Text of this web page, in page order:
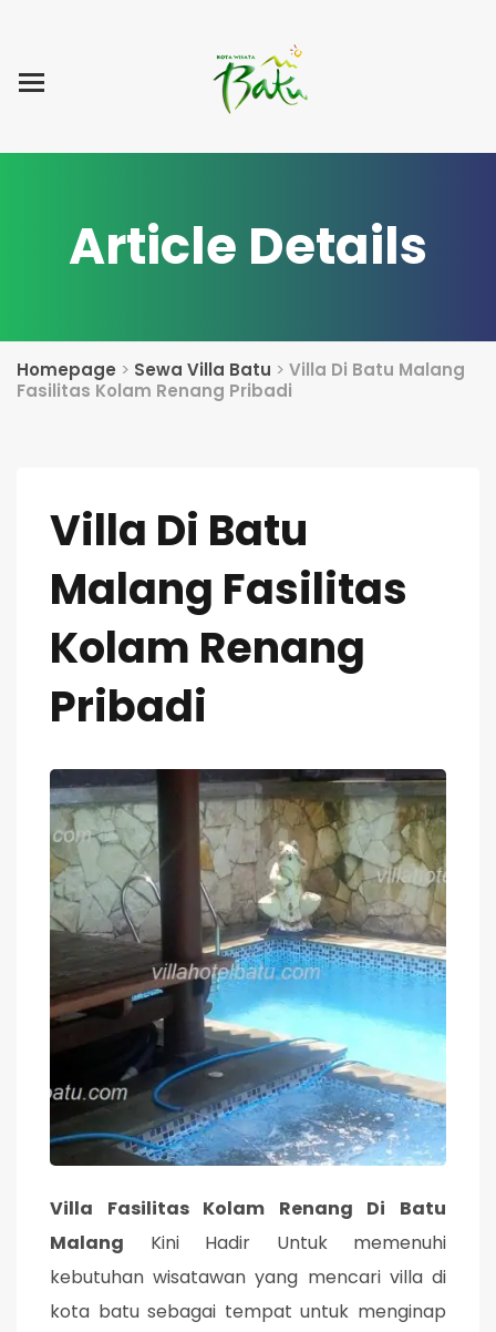
Blog Post
Article Details
Homepage > Sewa Villa Batu > Villa Di Batu Malang
Fasilitas Kolam Renang Pribadi
Villa Di Batu
Malang Fasilitas
Kolam Renang
Pribadi
Villa Fasilitas Kolam Renang Di Batu
Malang Kini Hadir Untuk memenuhi
kebutuhan wisatawan yang mencari villa di
kota batu sebagai tempat untuk menginap